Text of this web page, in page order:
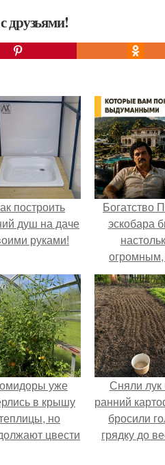
друзьями!
построить
душ на даче
руками!
Богатство
эскобара
огромным,
многие
нём
уже
в крышу
но
цвести
Сняли лук
ранний
бросили
грядку до